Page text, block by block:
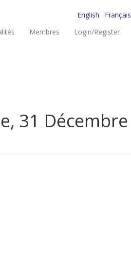
English
Français
Membres Login/Register
31 Décembre